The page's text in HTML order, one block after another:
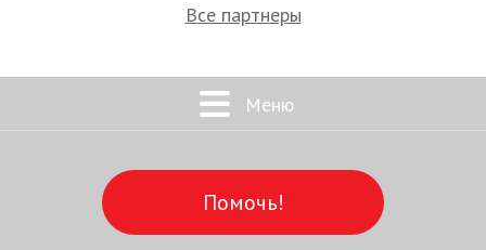
Все партнеры
Меню
Помочь!